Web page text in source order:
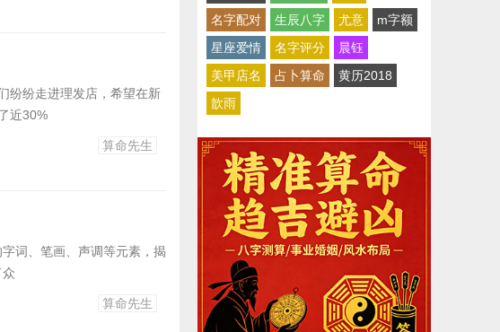
纷纷走进理发店，希望在新
近30%
算命先生
词、笔画、声调等元素，揭
算命先生
名字配对
生辰八字 尤意
m字额
星座爱情
名字评分
晨钰
美甲店名
占卜算命
黄历2018
歆雨